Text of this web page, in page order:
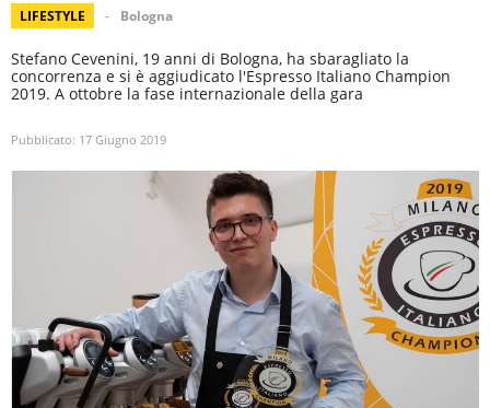
LIFESTYLE Bologna
Stefano Cevenini, 19 anni di Bologna, ha sbaragliato la
concorrenza e si è aggiudicato l'Espresso Italiano Champion
2019. A ottobre la fase internazionale della gara
Pubblicato: 17 Giugno 2019